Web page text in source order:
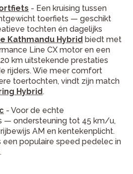
- Een kruising tussen
toerfiets — geschikt
tochten én dagelijks
Kathmandu Hybrid biedt met
Line CX motor en een
km uitstekende prestaties
rijders. Wie meer comfort
toertochten, vindt zijn match
Hybrid.
- Voor de echte
— ondersteuning tot 45 km/u,
AM en kentekenplicht.
een populaire speed pedelec in